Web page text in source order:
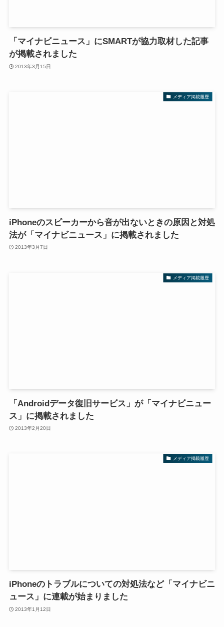
「マイナビニュース」にSMARTが協力取材した記事
が掲載されました
2013年3月15日
メディア掲載履歴
iPhoneのスピーカーから音が出ないときの原因と対処
法が「マイナビニュース」に掲載されました
2013年3月7日
メディア掲載履歴
「Androidデータ復旧サービス」が「マイナビニュー
ス」に掲載されました
2013年2月20日
メディア掲載履歴
iPhoneのトラブルについての対処法など「マイナビニ
ュース」に連載が始まりました
2013年1月12日